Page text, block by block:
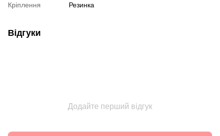
Кріплення
Резинка
Відгуки
Додайте перший відгук